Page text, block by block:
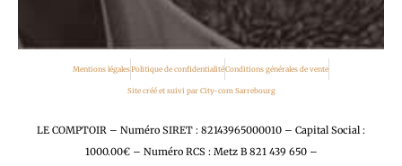
Mentions légalesPolitique de confidentialitéConditions générales de vente
Site créé et suivi par City-com Sarrebourg
LE COMPTOIR – Numéro SIRET : 82143965000010 – Capital Social :
1000.00€ – Numéro RCS : Metz B 821 439 650 –